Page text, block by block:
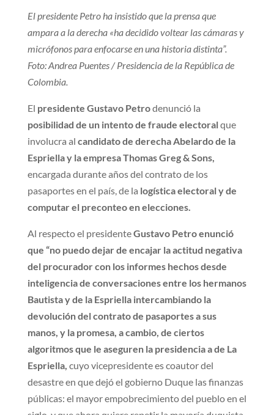
El presidente Petro ha insistido que la prensa que
ampara a la derecha «ha decidido voltear las cámaras y
micrófonos para enfocarse en una historia distinta”.
Foto: Andrea Puentes / Presidencia de la República de
Colombia.
El presidente Gustavo Petrodenunció la
posibilidad de un intento de fraude electoralque
involucra al candidato de derecha Abelardo de la
Espriella y la empresa Thomas Greg & Sons,
encargada durante años del contrato de los
pasaportes en el país, de la logística electoral y de
computar el preconteo en elecciones.
Al respecto el presidenteGustavo Petro enunció
que “no puedo dejar de encajar la actitud negativa
del procurador con los informes hechos desde
inteligencia de conversaciones entre los hermanos
Bautista y de la Espriella intercambiando la
devolución del contrato de pasaportes a sus
manos, y la promesa, a cambio, de ciertos
algoritmos que le aseguren la presidencia a de La
Espriella, cuyo vicepresidente es coautor del
desastre en que dejó el gobierno Duque las finanzas
públicas: el mayor empobrecimiento del pueblo en el